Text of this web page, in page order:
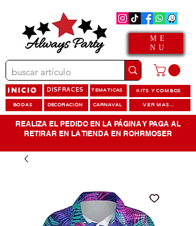
ME
NU
INICIO DISFRACES TEMATICAS KITS Y COMBOS
BODAS DECORACION CARNAVAL VER MAS...
REALIZA EL PEDIDO EN LA PÁGINA Y PAGA AL
RETIRAR EN LA TIENDA EN ROHRMOSER